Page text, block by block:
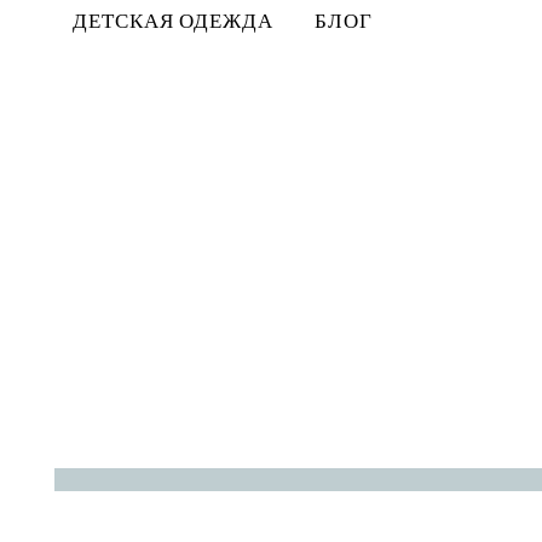
ДЕТСКАЯ ОДЕЖДА БЛОГ